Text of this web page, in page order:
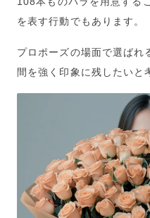
を表す行動でもあります。
プロポーズの場面で選ばれ
間を強く印象に残したいと